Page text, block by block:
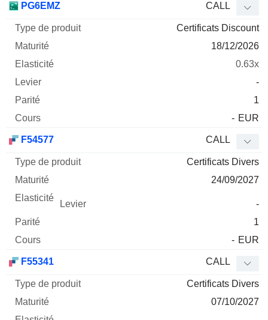
PG6EMZ CALL
Certificats Discount
18/12/2026
0.63x
-
1
- EUR
F54577 CALL
Certificats Divers
24/09/2027
-
1
- EUR
F55341 CALL
Certificats Divers
07/10/2027